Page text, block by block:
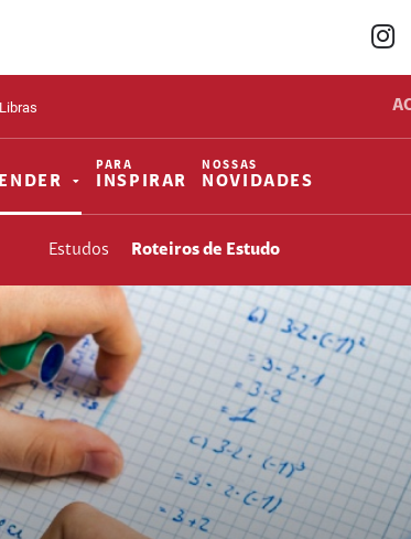
PARA
INSPIRAR
NOSSAS
NOVIDADES
Estudos Roteiros de Estudo